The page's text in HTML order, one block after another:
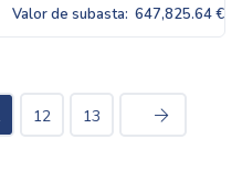
Valor de subasta: 647,825.64 €
12 13